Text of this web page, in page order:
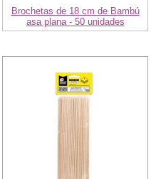
Brochetas de 18 cm de Bambú
asa plana - 50 unidades